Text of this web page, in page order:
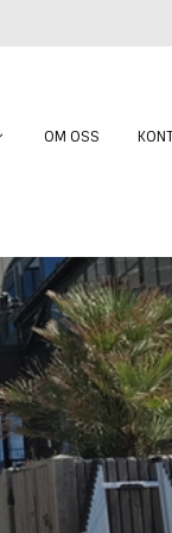
OM OSS